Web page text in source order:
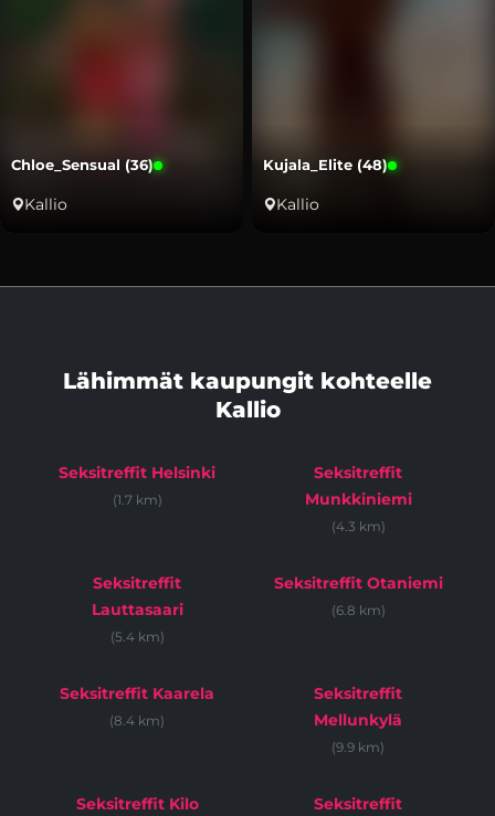
Chloe_Sensual (36)
Kallio
Kujala_Elite (48)
Kallio
Lähimmät kaupungit kohteelle
Kallio
Seksitreffit Helsinki
(1.7 km)
Seksitreffit
Munkkiniemi
(4.3 km)
Seksitreffit
Lauttasaari
(5.4 km)
Seksitreffit Otaniemi
(6.8 km)
Seksitreffit Kaarela
(8.4 km)
Seksitreffit
Mellunkylä
(9.9 km)
Seksitreffit Kilo
Seksitreffit